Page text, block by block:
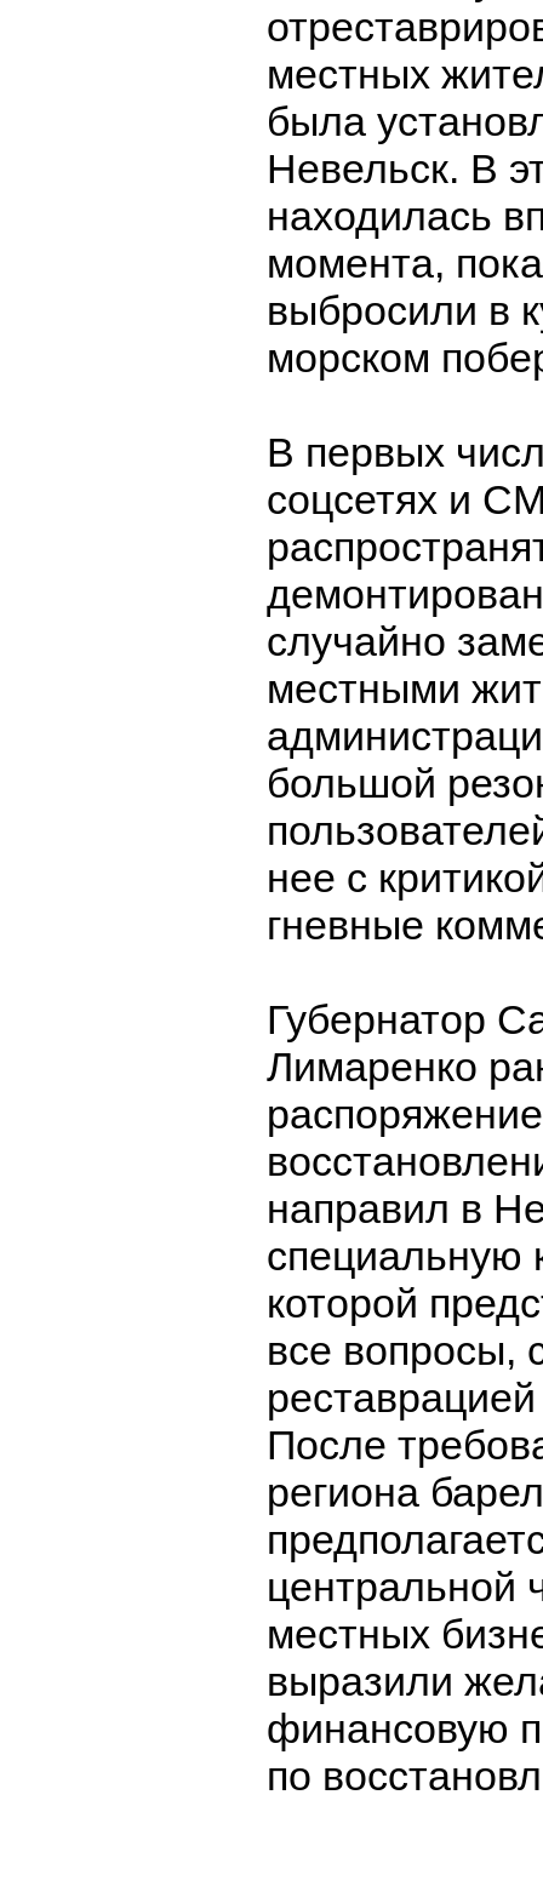
местных
была
Невельск. В
находилась
момента,
выбросили в
морском
В первых
соцсетях и
случайно
местными
большой
нее с
гневные
Губернатор
Лимаренко
направил в
специальную
которой
все вопросы,
После
региона
центральной
местных
выразили
финансовую
по